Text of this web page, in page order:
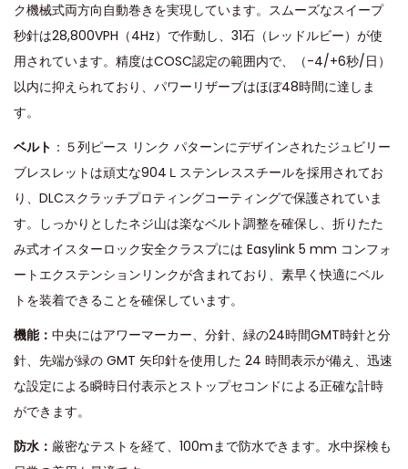
ク機械式両方向自動巻きを実現しています。スムーズなスイープ
秒針は28,800VPH（4Hz）で作動し、31石（レッドルビー）が使
用されています。精度はCOSC認定の範囲内で、（-4/+6秒/日）
以内に抑えられており、パワーリザーブはほぼ48時間に達しま
す。
ベルト ：５列ピース リンク パターンにデザインされたジュビリー
ブレスレットは頑丈な904Ｌステンレススチールを採用されてお
り、DLCスクラッチプロティングコーティングで保護されていま
す。しっかりとしたネジ山は楽なベルト調整を確保し、折りたた
み式オイスターロック安全クラスプには Easylink 5 mm コンフォ
ートエクステンションリンクが含まれており、素早く快適にベル
トを装​​着できることを確保しています。
機能： 中央にはアワーマーカー、分針、緑の24時間GMT時針と分
針、先端が緑の GMT 矢印針を使用した 24 時間表示が備え、迅速
な設定による瞬時日付表示とストップセコンドによる正確な計時
ができます。
防水： 厳密なテストを経て、100mまで防水できます。水中探検も